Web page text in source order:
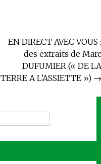
EN DIRECT AVEC VOUS
des extraits de
DUFUMIER (« DE
TERRE A L’ASSIETTE »)